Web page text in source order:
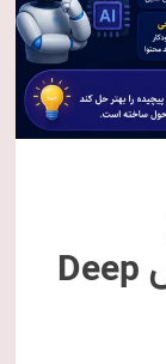
یادگیری ماشین | آموزش Deep